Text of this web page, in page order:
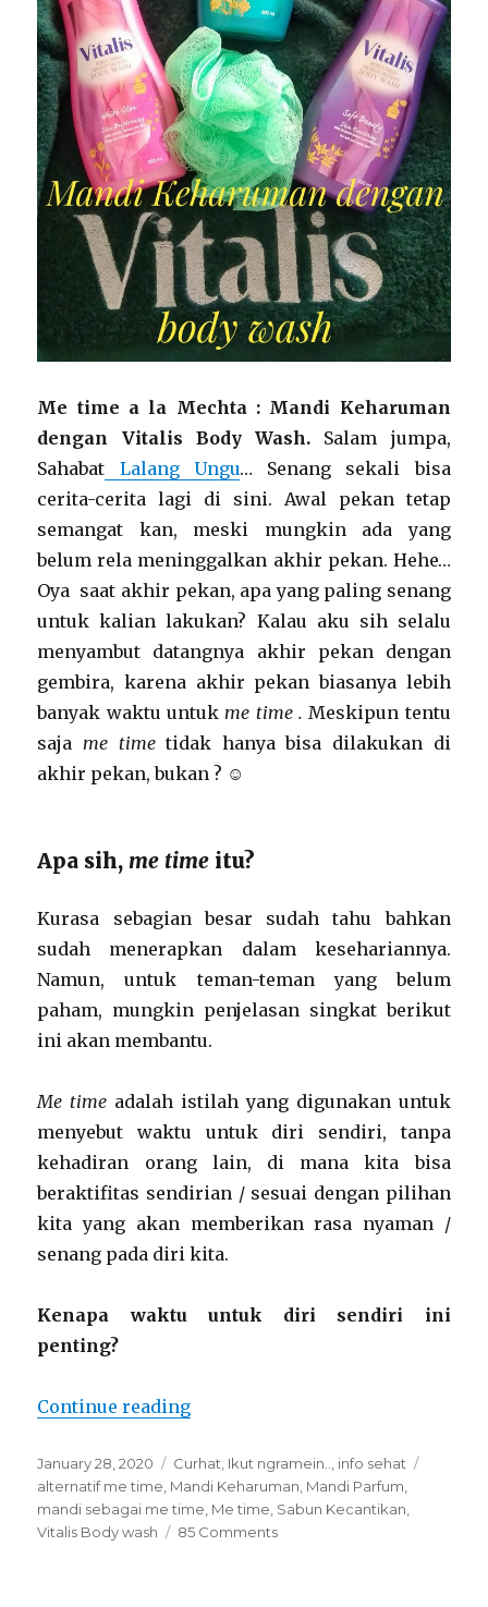
Me time a la Mechta : Mandi Keharuman
dengan Vitalis Body Wash. Salam jumpa,
Sahabat Lalang Ungu… Senang sekali bisa
cerita-cerita lagi di sini. Awal pekan tetap
semangat kan, meski mungkin ada yang
belum rela meninggalkan akhir pekan. Hehe…
Oya saat akhir pekan, apa yang paling senang
untuk kalian lakukan? Kalau aku sih selalu
menyambut datangnya akhir pekan dengan
gembira, karena akhir pekan biasanya lebih
banyak waktu untukme time .Meskipun tentu
sajame timetidak hanya bisa dilakukan di
akhir pekan, bukan ? ☺
Apa sih,me time itu?
Kurasa sebagian besar sudah tahu bahkan
sudah menerapkan dalam kesehariannya.
Namun, untuk teman-teman yang belum
paham, mungkin penjelasan singkat berikut
ini akan membantu.
Me time adalah istilah yang digunakan untuk
menyebut waktu untuk diri sendiri, tanpa
kehadiran orang lain, di mana kita bisa
beraktifitas sendirian / sesuai dengan pilihan
kita yang akan memberikan rasa nyaman /
senang pada diri kita.
Kenapa waktu untuk diri sendiri ini
penting?
Continue reading“Me time a la Mechta : Mandi
Posted
on
January 28, 2020 Categories
Curhat Ikut ngramein.. info sehat
alternatif me time Mandi Keharuman Mandi Parfum
mandi sebagai me time Me time Sabun Kecantikan
Vitalis Body wash
85 Commentson